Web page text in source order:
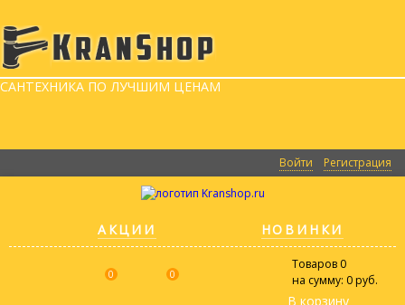
САНТЕХНИКА ПО ЛУЧШИМ ЦЕНАМ
Войти Регистрация
АКЦИИ НОВИНКИ
Товаров 0
на сумму: 0 руб.
В корзину
0 0